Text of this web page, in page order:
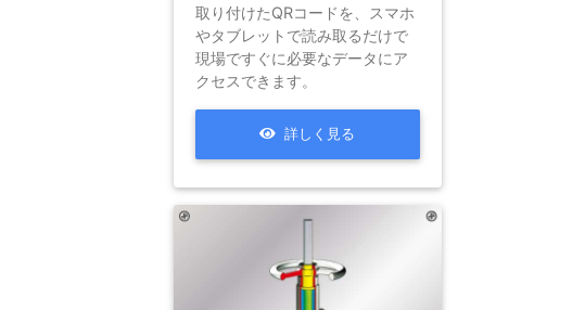
取り付けたQRコードを、スマホ
やタブレットで読み取るだけで
現場ですぐに必要なデータにア
クセスできます。
詳しく見る